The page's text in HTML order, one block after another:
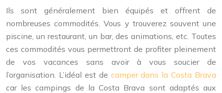
Ils sont généralement bien équipés et offrent de
nombreuses commodités. Vous y trouverez souvent une
piscine, un restaurant, un bar, des animations, etc. Toutes
ces commodités vous permettront de profiter pleinement
de vos vacances sans avoir à vous soucier de
l’organisation. L’idéal est de camper dans la Costa Brava
car les campings de la Costa Brava sont adaptés aux